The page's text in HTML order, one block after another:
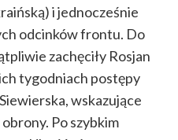
i jednocześnie
odcinków frontu. Do
zachęciły Rosjan
tygodniach postępy
wskazujące
Po szybkim